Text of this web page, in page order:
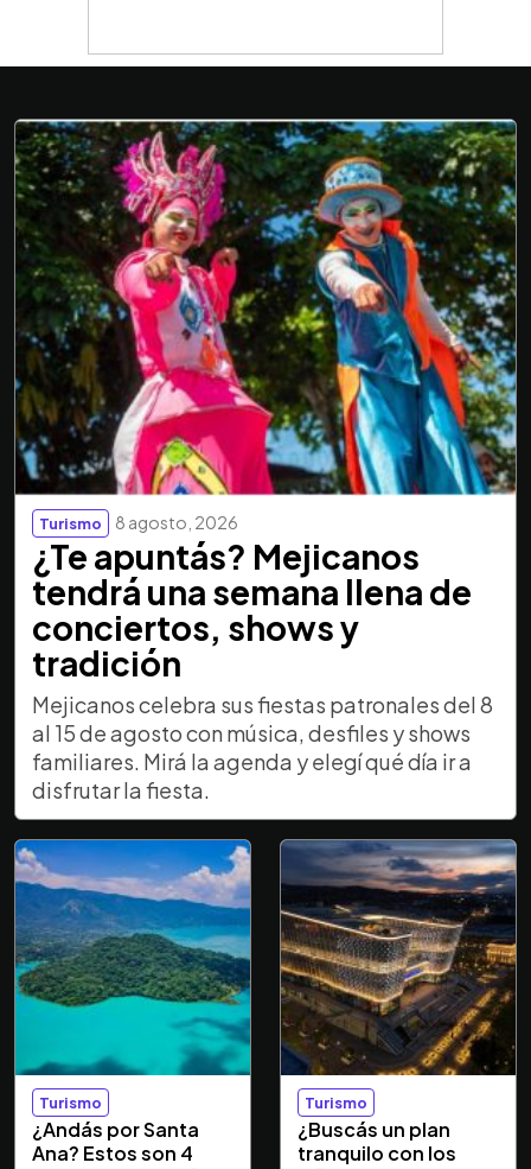
Turismo 8 agosto, 2026
¿Te apuntás? Mejicanos
tendrá una semana llena de
conciertos, shows y
tradición
Mejicanos celebra sus fiestas patronales del 8
al 15 de agosto con música, desfiles y shows
familiares. Mirá la agenda y elegí qué día ir a
disfrutar la fiesta.
Turismo
¿Andás por Santa
Ana? Estos son 4
Turismo
¿Buscás un plan
tranquilo con los